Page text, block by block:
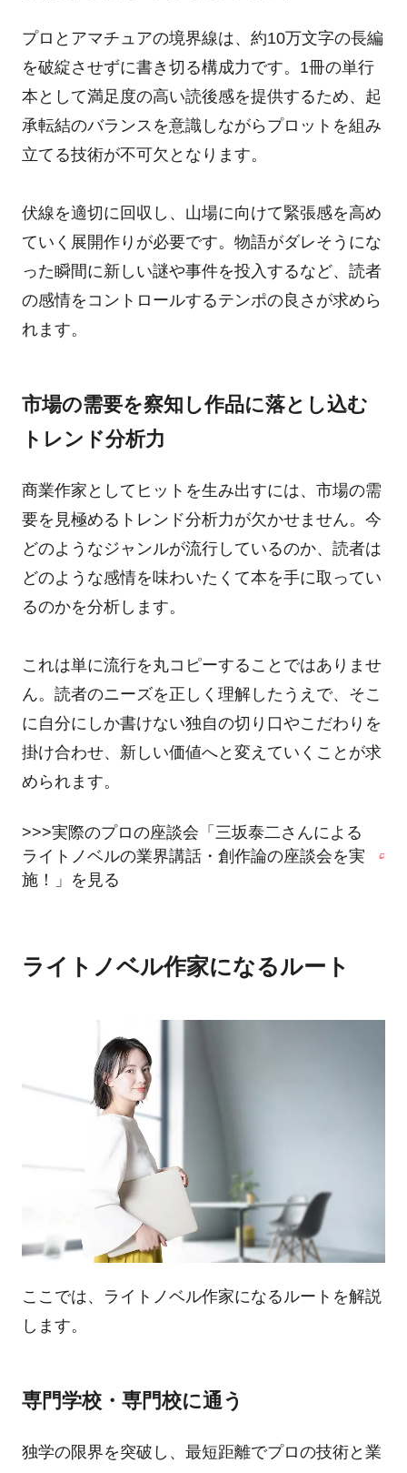
プロとアマチュアの境界線は、約10万文字の長編
を破綻させずに書き切る構成力です。1冊の単行
本として満足度の高い読後感を提供するため、起
承転結のバランスを意識しながらプロットを組み
立てる技術が不可欠となります。
伏線を適切に回収し、山場に向けて緊張感を高め
ていく展開作りが必要です。物語がダレそうにな
った瞬間に新しい謎や事件を投入するなど、読者
の感情をコントロールするテンポの良さが求めら
れます。
市場の需要を察知し作品に落とし込む
トレンド分析力
商業作家としてヒットを生み出すには、市場の需
要を見極めるトレンド分析力が欠かせません。今
どのようなジャンルが流行しているのか、読者は
どのような感情を味わいたくて本を手に取ってい
るのかを分析します。
これは単に流行を丸コピーすることではありませ
ん。読者のニーズを正しく理解したうえで、そこ
に自分にしか書けない独自の切り口やこだわりを
掛け合わせ、新しい価値へと変えていくことが求
められます。
>>>実際のプロの座談会「三坂泰二さんによる
ライトノベルの業界講話・創作論の座談会を実
施！」を見る
ライトノベル作家になるルート
ここでは、ライトノベル作家になるルートを解説
します。
専門学校・専門校に通う
独学の限界を突破し、最短距離でプロの技術と業